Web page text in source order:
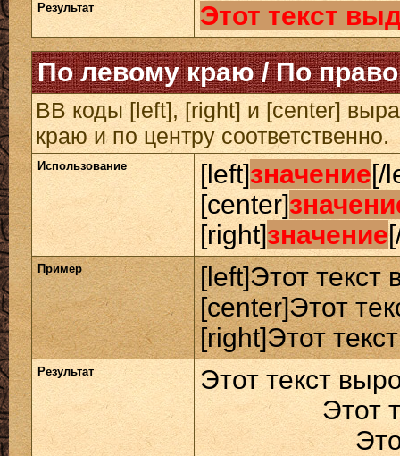
Результат
Этот текст
По левому краю / По
BB коды [left], [right] и [center]
краю и по центру соответственно.
Использование [left]значение[/
[center]
[right]значение
Пример
[left]Этот
[center]Этот
[right]Этот
Результат
Этот текст
Этот